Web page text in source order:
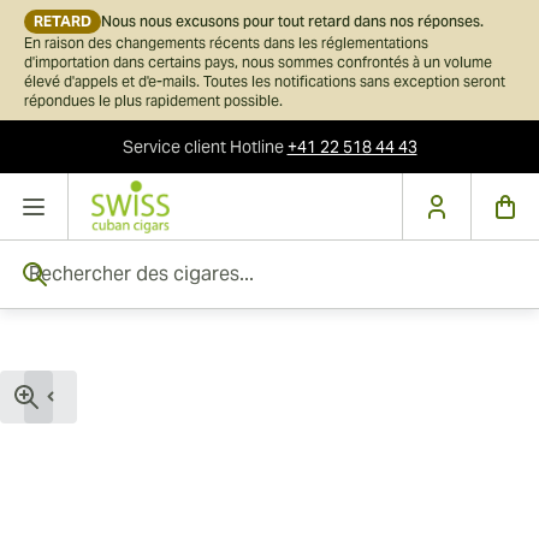
RETARD Nous nous excusons pour tout retard dans nos réponses.
En raison des changements récents dans les réglementations
d'importation dans certains pays, nous sommes confrontés à un volume
élevé d'appels et d'e-mails. Toutes les notifications sans exception seront
répondues le plus rapidement possible.
Service clientHotline+41 22 518 44 43
Skip to Content